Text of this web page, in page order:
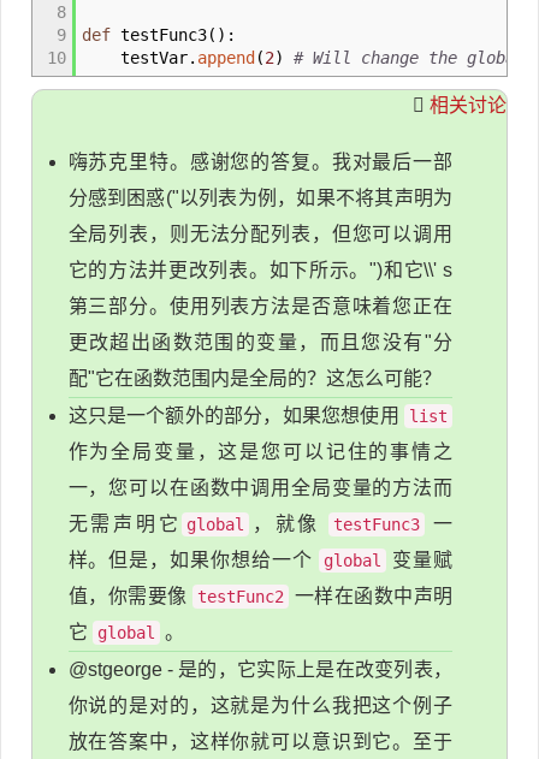
8
9
10
def testFunc3( ) :
testVar. append (2) # Will change the global
相关讨论
嗨苏克里特。感谢您的答复。我对最后一部
分感到困惑("以列表为例，如果不将其声明为
全局列表，则无法分配列表，但您可以调用
它的方法并更改列表。如下所示。")和它\\' s
第三部分。使用列表方法是否意味着您正在
更改超出函数范围的变量，而且您没有"分
配"它在函数范围内是全局的？这怎么可能？
这只是一个额外的部分，如果您想使用
list
作为全局变量，这是您可以记住的事情之
一，您可以在函数中调用全局变量的方法而
无需声明它 global ，就像 testFunc3
一
样。但是，如果你想给一个
global
变量赋
值，你需要像
testFunc2
一样在函数中声明
它
global
。
@stgeorge - 是的，它实际上是在改变列表，
你说的是对的，这就是为什么我把这个例子
放在答案中，这样你就可以意识到它。至于